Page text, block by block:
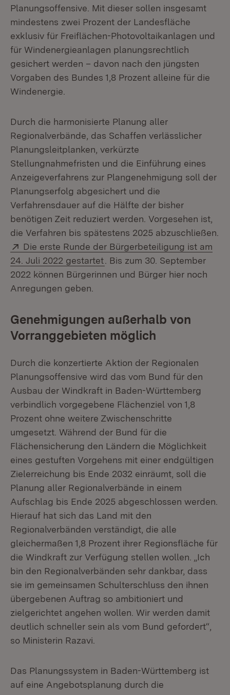
Planungsoffensive. Mit dieser sollen insgesamt
mindestens zwei Prozent der Landesfläche
exklusiv für Freiflächen-Photovoltaikanlagen und
für Windenergieanlagen planungsrechtlich
gesichert werden – davon nach den jüngsten
Vorgaben des Bundes 1,8 Prozent alleine für die
Windenergie.
Durch die harmonisierte Planung aller
Regionalverbände, das Schaffen verlässlicher
Planungsleitplanken, verkürzte
Stellungnahmefristen und die Einführung eines
Anzeigeverfahrens zur Plangenehmigung soll der
Planungserfolg abgesichert und die
Verfahrensdauer auf die Hälfte der bisher
benötigen Zeit reduziert werden. Vorgesehen ist,
die Verfahren bis spätestens 2025 abzuschließen.
Extern:
Die erste Runde der Bürgerbeteiligung ist am
24. Juli 2022 gestartet (Öffnet in neuem Fenster)
. Bis zum 30. September
2022 können Bürgerinnen und Bürger hier noch
Anregungen geben.
Genehmigungen außerhalb von
Vorranggebieten möglich
Durch die konzertierte Aktion der Regionalen
Planungsoffensive wird das vom Bund für den
Ausbau der Windkraft in Baden-Württemberg
verbindlich vorgegebene Flächenziel von 1,8
Prozent ohne weitere Zwischenschritte
umgesetzt. Während der Bund für die
Flächensicherung den Ländern die Möglichkeit
eines gestuften Vorgehens mit einer endgültigen
Zielerreichung bis Ende 2032 einräumt, soll die
Planung aller Regionalverbände in einem
Aufschlag bis Ende 2025 abgeschlossen werden.
Hierauf hat sich das Land mit den
Regionalverbänden verständigt, die alle
gleichermaßen 1,8 Prozent ihrer Regionsfläche für
die Windkraft zur Verfügung stellen wollen. „Ich
bin den Regionalverbänden sehr dankbar, dass
sie im gemeinsamen Schulterschluss den ihnen
übergebenen Auftrag so ambitioniert und
zielgerichtet angehen wollen. Wir werden damit
deutlich schneller sein als vom Bund gefordert“,
so Ministerin Razavi.
Das Planungssystem in Baden-Württemberg ist
auf eine Angebotsplanung durch die